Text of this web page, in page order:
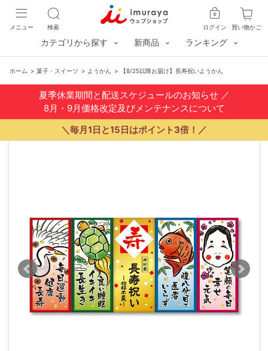
買い物かご
ログイン
検索
メニュー
カテゴリから探す 新商品 ランキング
ホーム > 菓子・スイーツ > ようかん > 【8/25以降お届け】長寿祝いようかん
夏季休業期間と配送スケジュールのお知らせ／
8月・9月価格改定及びメンテナンスについて
＼毎月1日と15日はポイント3倍！／